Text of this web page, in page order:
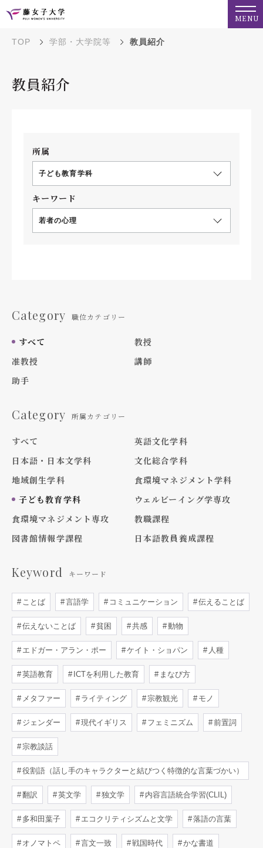
MENU
TOP 学部・大学院等 教員紹介
教員紹介
所属
子ども教育学科
キーワード
若者の心理
Category 職位カテゴリー
すべて
教授
准教授
講師
助手
Category 所属カテゴリー
すべて
英語文化学科
日本語・日本文学科
文化総合学科
地域創生学科
食環境マネジメント学科
子ども教育学科
ウェルビーイング学専攻
食環境マネジメント専攻
教職課程
図書館情報学課程
日本語教員養成課程
Keyword キーワード
ことば 言語学 コミュニケーション 伝えることば
伝えないことば 貧困 共感 動物
エドガー・アラン・ポー ケイト・ショパン 人種
英語教育 ICTを利用した教育 まなび方
メタファー ライティング 宗教観光 モノ
ジェンダー 現代イギリス フェミニズム 前置詞
宗教談話
役割語（話し手のキャラクターと結びつく特徴的な言葉づかい）
翻訳 英文学 独文学 内容言語統合学習(CLIL)
多和田葉子 エコクリティシズムと文学 落語の言葉
オノマトペ 言文一致 戦国時代 かな書道